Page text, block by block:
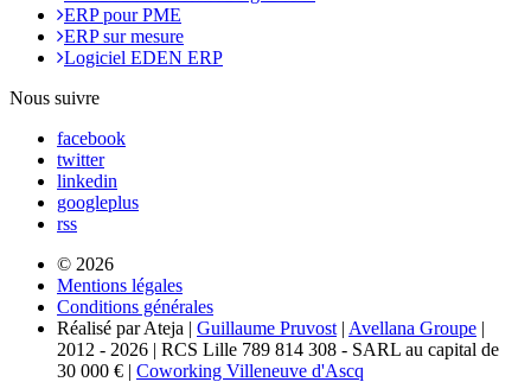
ERP pour PME
ERP sur mesure
Logiciel EDEN ERP
Nous suivre
facebook
twitter
linkedin
googleplus
rss
© 2026
Mentions légales
Conditions générales
Réalisé par Ateja | Guillaume Pruvost | Avellana Groupe |
2012 - 2026 | RCS Lille 789 814 308 - SARL au capital de
30 000 € | Coworking Villeneuve d'Ascq